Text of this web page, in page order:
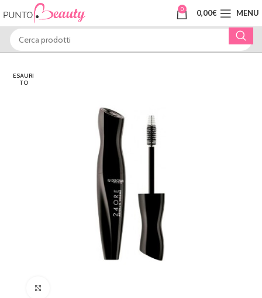
0 0,00€ MENU
ESAURI
TO